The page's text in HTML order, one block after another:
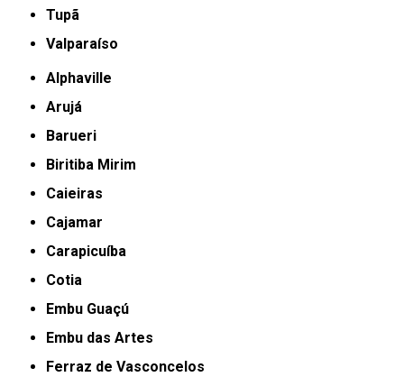
Tupã
Valparaíso
Alphaville
Arujá
Barueri
Biritiba Mirim
Caieiras
Cajamar
Carapicuíba
Cotia
Embu Guaçú
Embu das Artes
Ferraz de Vasconcelos